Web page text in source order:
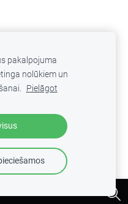
lapu ģeneratoru.
pakalpojuma
nolūkiem un
Pielāgot